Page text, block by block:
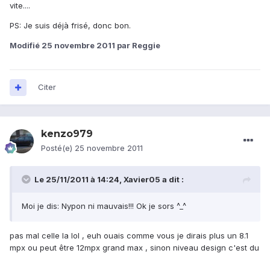
vite....
PS: Je suis déjà frisé, donc bon.
Modifié 25 novembre 2011 par Reggie
Citer
kenzo979
Posté(e) 25 novembre 2011
Le 25/11/2011 à 14:24, Xavier05 a dit :
Moi je dis: Nypon ni mauvais!!! Ok je sors ^_^
pas mal celle la lol , euh ouais comme vous je dirais plus un 8.1
mpx ou peut être 12mpx grand max , sinon niveau design c'est du